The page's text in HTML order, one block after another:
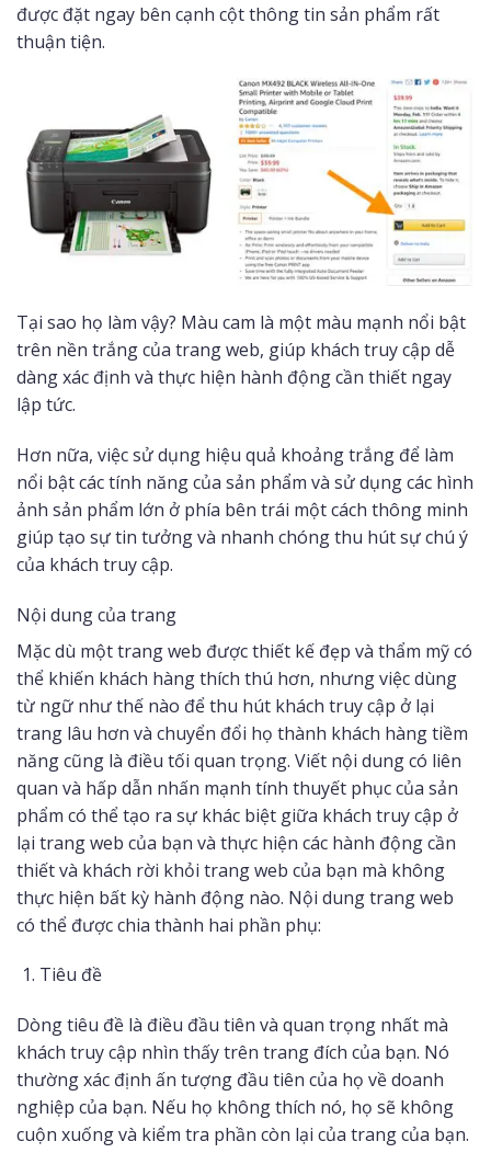
được đặt ngay bên cạnh cột thông tin sản phẩm rất
thuận tiện.
Tại sao họ làm vậy? Màu cam là một màu mạnh nổi bật
trên nền trắng của trang web, giúp khách truy cập dễ
dàng xác định và thực hiện hành động cần thiết ngay
lập tức.
Hơn nữa, việc sử dụng hiệu quả khoảng trắng để làm
nổi bật các tính năng của sản phẩm và sử dụng các hình
ảnh sản phẩm lớn ở phía bên trái một cách thông minh
giúp tạo sự tin tưởng và nhanh chóng thu hút sự chú ý
của khách truy cập.
Nội dung của trang
Mặc dù một trang web được thiết kế đẹp và thẩm mỹ có
thể khiến khách hàng thích thú hơn, nhưng việc dùng
từ ngữ như thế nào để thu hút khách truy cập ở lại
trang lâu hơn và chuyển đổi họ thành khách hàng tiềm
năng cũng là điều tối quan trọng. Viết nội dung có liên
quan và hấp dẫn nhấn mạnh tính thuyết phục của sản
phẩm có thể tạo ra sự khác biệt giữa khách truy cập ở
lại trang web của bạn và thực hiện các hành động cần
thiết và khách rời khỏi trang web của bạn mà không
thực hiện bất kỳ hành động nào. Nội dung trang web
có thể được chia thành hai phần phụ:
Tiêu đề
Dòng tiêu đề là điều đầu tiên và quan trọng nhất mà
khách truy cập nhìn thấy trên trang đích của bạn. Nó
thường xác định ấn tượng đầu tiên của họ về doanh
nghiệp của bạn. Nếu họ không thích nó, họ sẽ không
cuộn xuống và kiểm tra phần còn lại của trang của bạn.